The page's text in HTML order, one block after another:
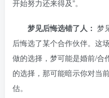
开始努力还来得及”。
梦见后悔选错了人： 梦
后悔选了某个合作伙伴。这
做的选择，梦可能是婚前/合
的选择，那可能暗示你对当
估。